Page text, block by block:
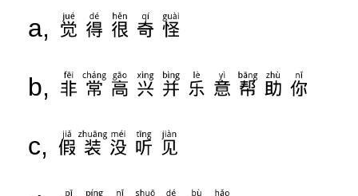
a, 觉得很奇怪
b, 非常高兴并乐意帮助你
c, 假装没听见